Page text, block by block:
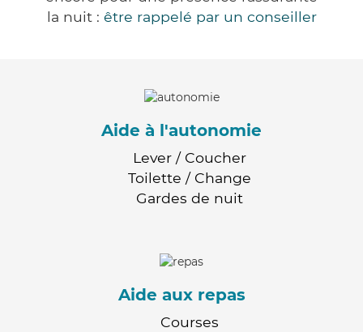
la nuit : être rappelé par un conseiller
Aide à l'autonomie
Lever / Coucher
Toilette / Change
Gardes de nuit
Aide aux repas
Courses